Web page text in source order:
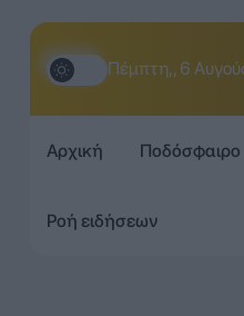
Πέμπτη,, 6
Αρχική Ποδόσφαιρο
Ροή ειδήσεων